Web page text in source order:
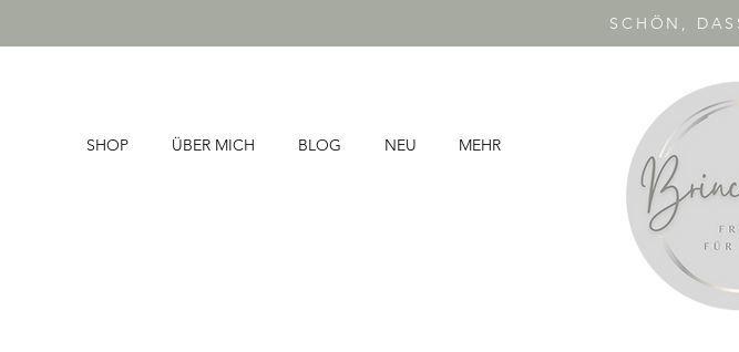
SCHÖN,
SHOP ÜBER MICH BLOG NEU MEHR